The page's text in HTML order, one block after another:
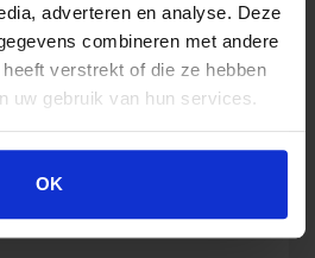
adverteren en analyse. Deze
combineren met andere
verstrekt of die ze hebben
uw gebruik van hun services.
OK
Stirnthermometer